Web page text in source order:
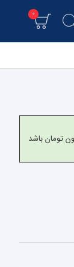
0
تومان باشد